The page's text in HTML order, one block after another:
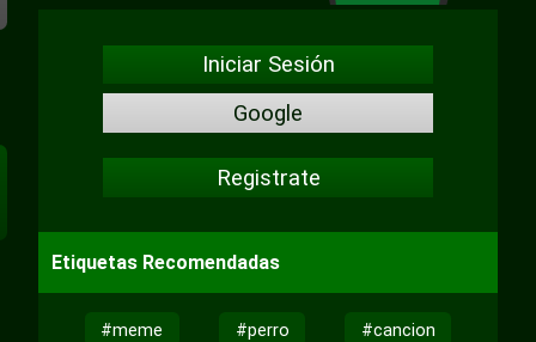
Iniciar Sesión
Google
Registrate
Etiquetas Recomendadas
#meme #perro #cancion